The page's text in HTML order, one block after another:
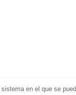
en el que se